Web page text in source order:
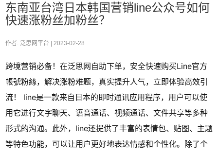
东南亚台湾日本韩国营销line公众号如何
快速涨粉丝加粉丝？
作者: 泛思网平台 | 2023-02-28
跨境营销必备！在泛思网自助下单，安全快速购买Line官方
帳號粉絲，解决涨粉难题，真实提升人气，立即体验高效引
流！ line是一款来自日本的即时通讯应用程序，用户可以使
用它进行文字聊天、语音通话、视频通话、文件共享等多种
形式的沟通。此外，line还提供了丰富的表情包、贴图、主题
等特色功能，可以让用户更好地表达情感和个性化。除了个